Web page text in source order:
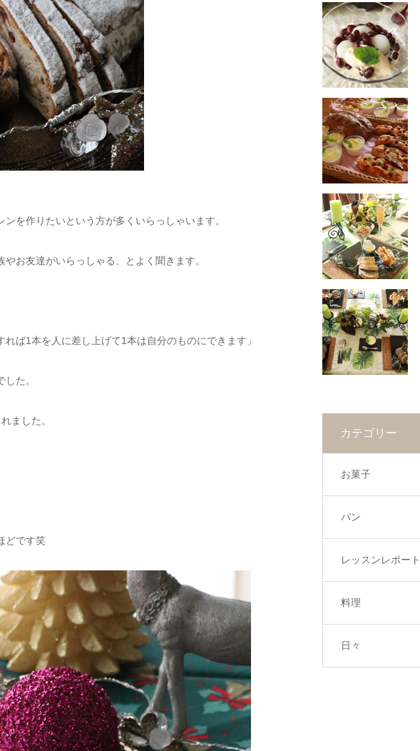
を作りたいという方が多くいらっしゃいます。
お友達がいらっしゃる、とよく聞きます。
ば1本を人に差し上げて1本は自分のものにできます」
た。
ました。
どです笑
カテゴリー
お菓子
パン
レッスンレポート
料理
日々